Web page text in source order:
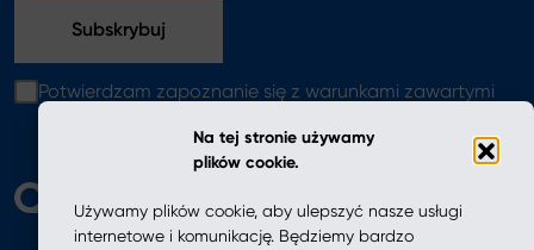
Na tej stronie używamy
plików cookie.
Używamy plików cookie, aby ulepszyć nasze usługi
internetowe i komunikację. Będziemy bardzo
Potwierdzam zapoznanie się z warunkami zawartymi